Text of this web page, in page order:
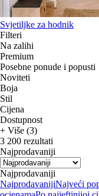
Svjetiljke za hodnik
Filteri
Na zalihi
Premium
Posebne ponude i popusti
Noviteti
Boja
Stil
Cijena
Dostupnost
+ Više (3)
3 200 rezultati
Najprodavaniji
Najprodavaniji
NajprodavanijiNajveći